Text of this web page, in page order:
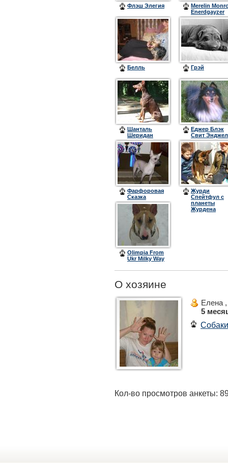
Флэш Элегия
Merelin
Enerdgayzer
Белль Грэй
Шанталь
Шеридан
Легендорф
Еджер Блэк
Свит Энджел
Фарфоровая
Сказка
Назарет
Журди
Спейтфул с
планеты
Журдена
Olimpia From
Ukr Milky Way
О хозяине
Елена
5
Собаки
Кол-во просмотров анкеты: